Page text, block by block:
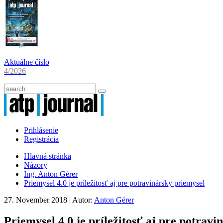
Aktuálne číslo
4/2026
Prihlásenie
Registrácia
Hlavná stránka
Názory
Ing. Anton Gérer
Priemysel 4.0 je príležitosť aj pre potravinársky priemysel
27. November 2018 | Autor: Anton Gérer